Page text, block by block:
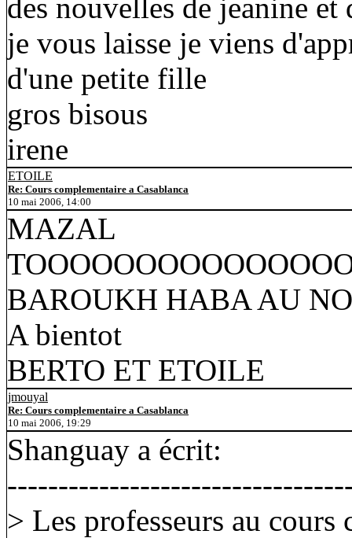
des nouvelles de jeanine et
je vous laisse je viens
d'une petite fille
gros bisous
irene
ETOILE
Re: Cours complementaire a Casablanca
10 mai 2006, 14:00
MAZAL
BAROUKH HABA AU
A bientot
BERTO ET ETOILE
jmouyal
Re: Cours complementaire a Casablanca
10 mai 2006, 19:29
Shanguay a écrit:
> Les professeurs au cours